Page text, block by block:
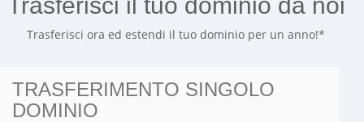
Trasferisci ora ed estendi il tuo dominio per un anno!*
TRASFERIMENTO SINGOLO
DOMINIO